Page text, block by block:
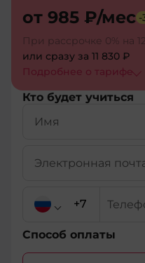
от 985 ₽/мес -
При рассрочке 0% на
или сразу за 11 830 ₽
Подробнее о тарифe
Кто будет учиться
Способ оплаты